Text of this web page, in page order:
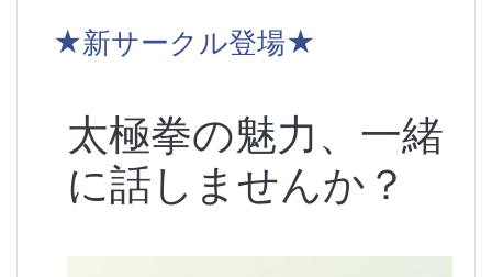
トピックアウトライン
★新サークル登場★
太極拳の魅力、一緒
に話しませんか？